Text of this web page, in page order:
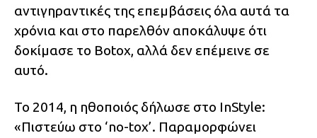
αντιγηραντικές της επεμβάσεις όλα αυτά τα
χρόνια και στο παρελθόν αποκάλυψε ότι
δοκίμασε το Botox, αλλά δεν επέμεινε σε
αυτό.
Το 2014, η ηθοποιός δήλωσε στο InStyle:
«Πιστεύω στο ‘no-tox’. Παραμορφώνει